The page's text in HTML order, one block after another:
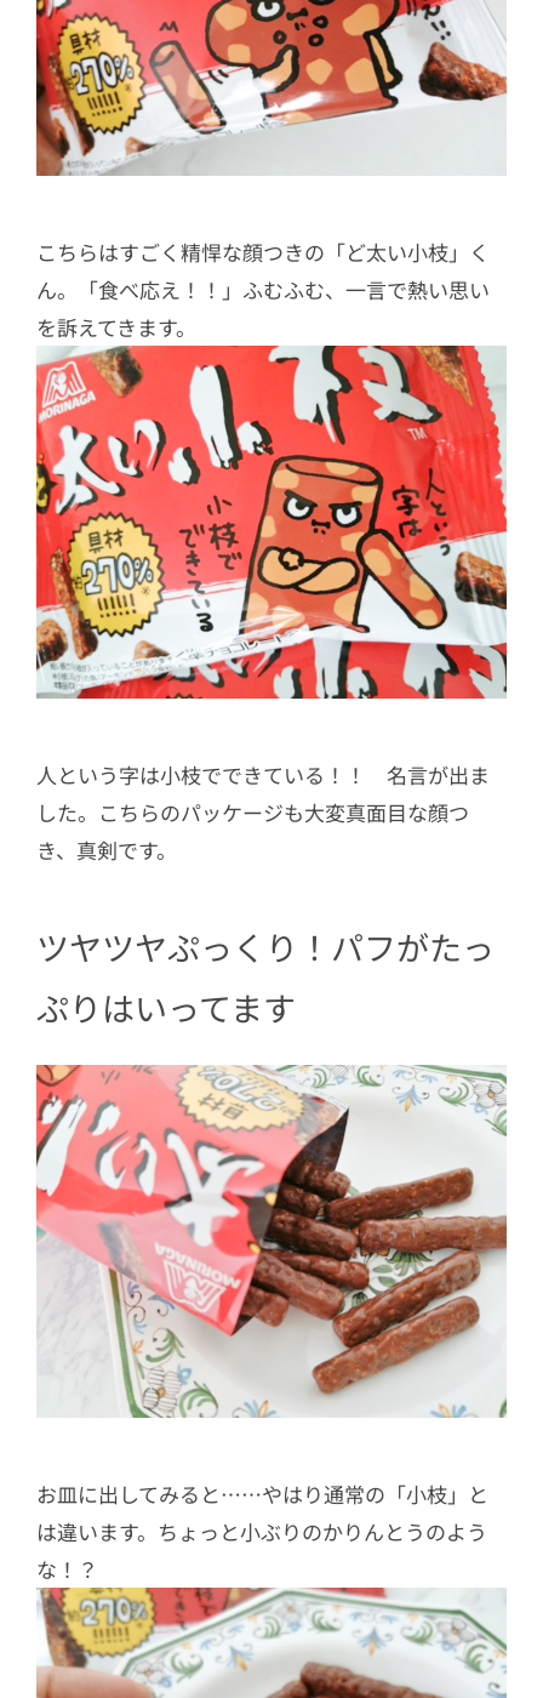
こちらはすごく精悍な顔つきの「ど太い小枝」く
ん。「食べ応え！！」ふむふむ、一言で熱い思い
を訴えてきます。
人という字は小枝でできている！！ 名言が出ま
した。こちらのパッケージも大変真面目な顔つ
き、真剣です。
ツヤツヤぷっくり！パフがたっ
ぷりはいってます
お皿に出してみると……やはり通常の「小枝」と
は違います。ちょっと小ぶりのかりんとうのよう
な！？